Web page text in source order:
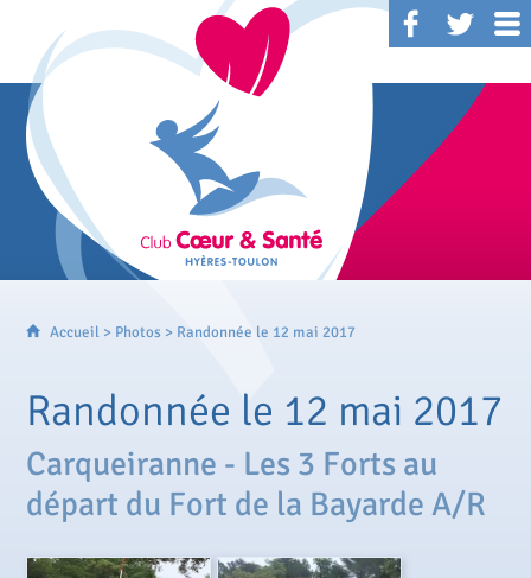
Accueil > Photos > Randonnée le 12 mai 2017
Randonnée le 12 mai 2017
Carqueiranne - Les 3 Forts au
départ du Fort de la Bayarde A/R